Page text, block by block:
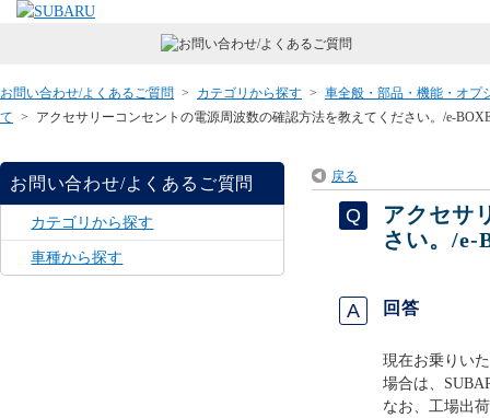
お問い合わせ/よくあるご質問 > カテゴリから探す > 車全般・部品・機能・オプ
て > アクセサリーコンセントの電源周波数の確認方法を教えてください。/e-
お問い合わせ/よくあるご質問
カテゴリから探す
車種から探す
戻る
アクセサ
さい。/e-
回答
現在お乗りい
場合は、
なお、工場出